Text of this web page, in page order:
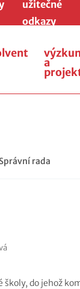
užitečné
odkazy
a
rada
školy, do jehož